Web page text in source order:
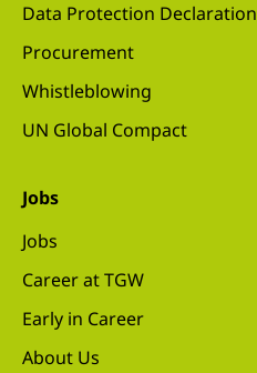
Data Protection Declaration
Procurement
Whistleblowing
UN Global Compact
Jobs
Jobs
Career at TGW
Early in Career
About Us